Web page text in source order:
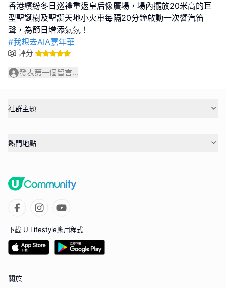
香港繽紛冬日巡禮重返皇后像廣場，場內擺放20米高的巨
型聖誕樹及聖誕天地小火車每隔20分鐘啟動一次響汽笛
#我想去AIA嘉年華
評分
發表第一個留言...
社群主題
熱門地點
下載 U Lifestyle應用程式
關於